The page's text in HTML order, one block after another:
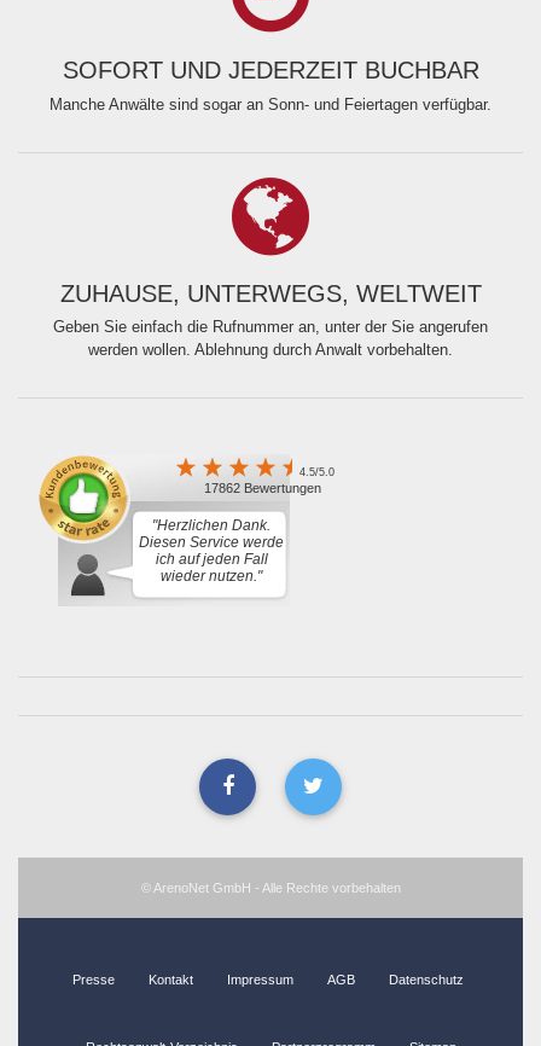
SOFORT UND JEDERZEIT BUCHBAR
Manche Anwälte sind sogar an Sonn- und Feiertagen verfügbar.
ZUHAUSE, UNTERWEGS, WELTWEIT
Geben Sie einfach die Rufnummer an, unter der Sie angerufen
werden wollen. Ablehnung durch Anwalt vorbehalten.
4.5/5.0
17862 Bewertungen
"Herzlichen Dank.
Diesen Service werde
ich auf jeden Fall
wieder nutzen."
© ArenoNet GmbH - Alle Rechte vorbehalten
Presse Kontakt Impressum AGB Datenschutz